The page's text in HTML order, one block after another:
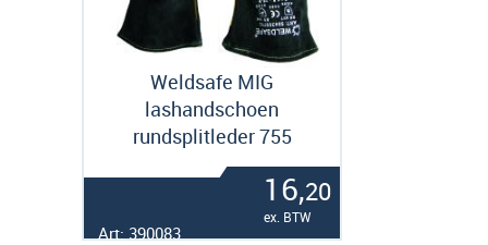
Weldsafe MIG
lashandschoen
rundsplitleder 755
16,20
ex. BTW
Art: 390083